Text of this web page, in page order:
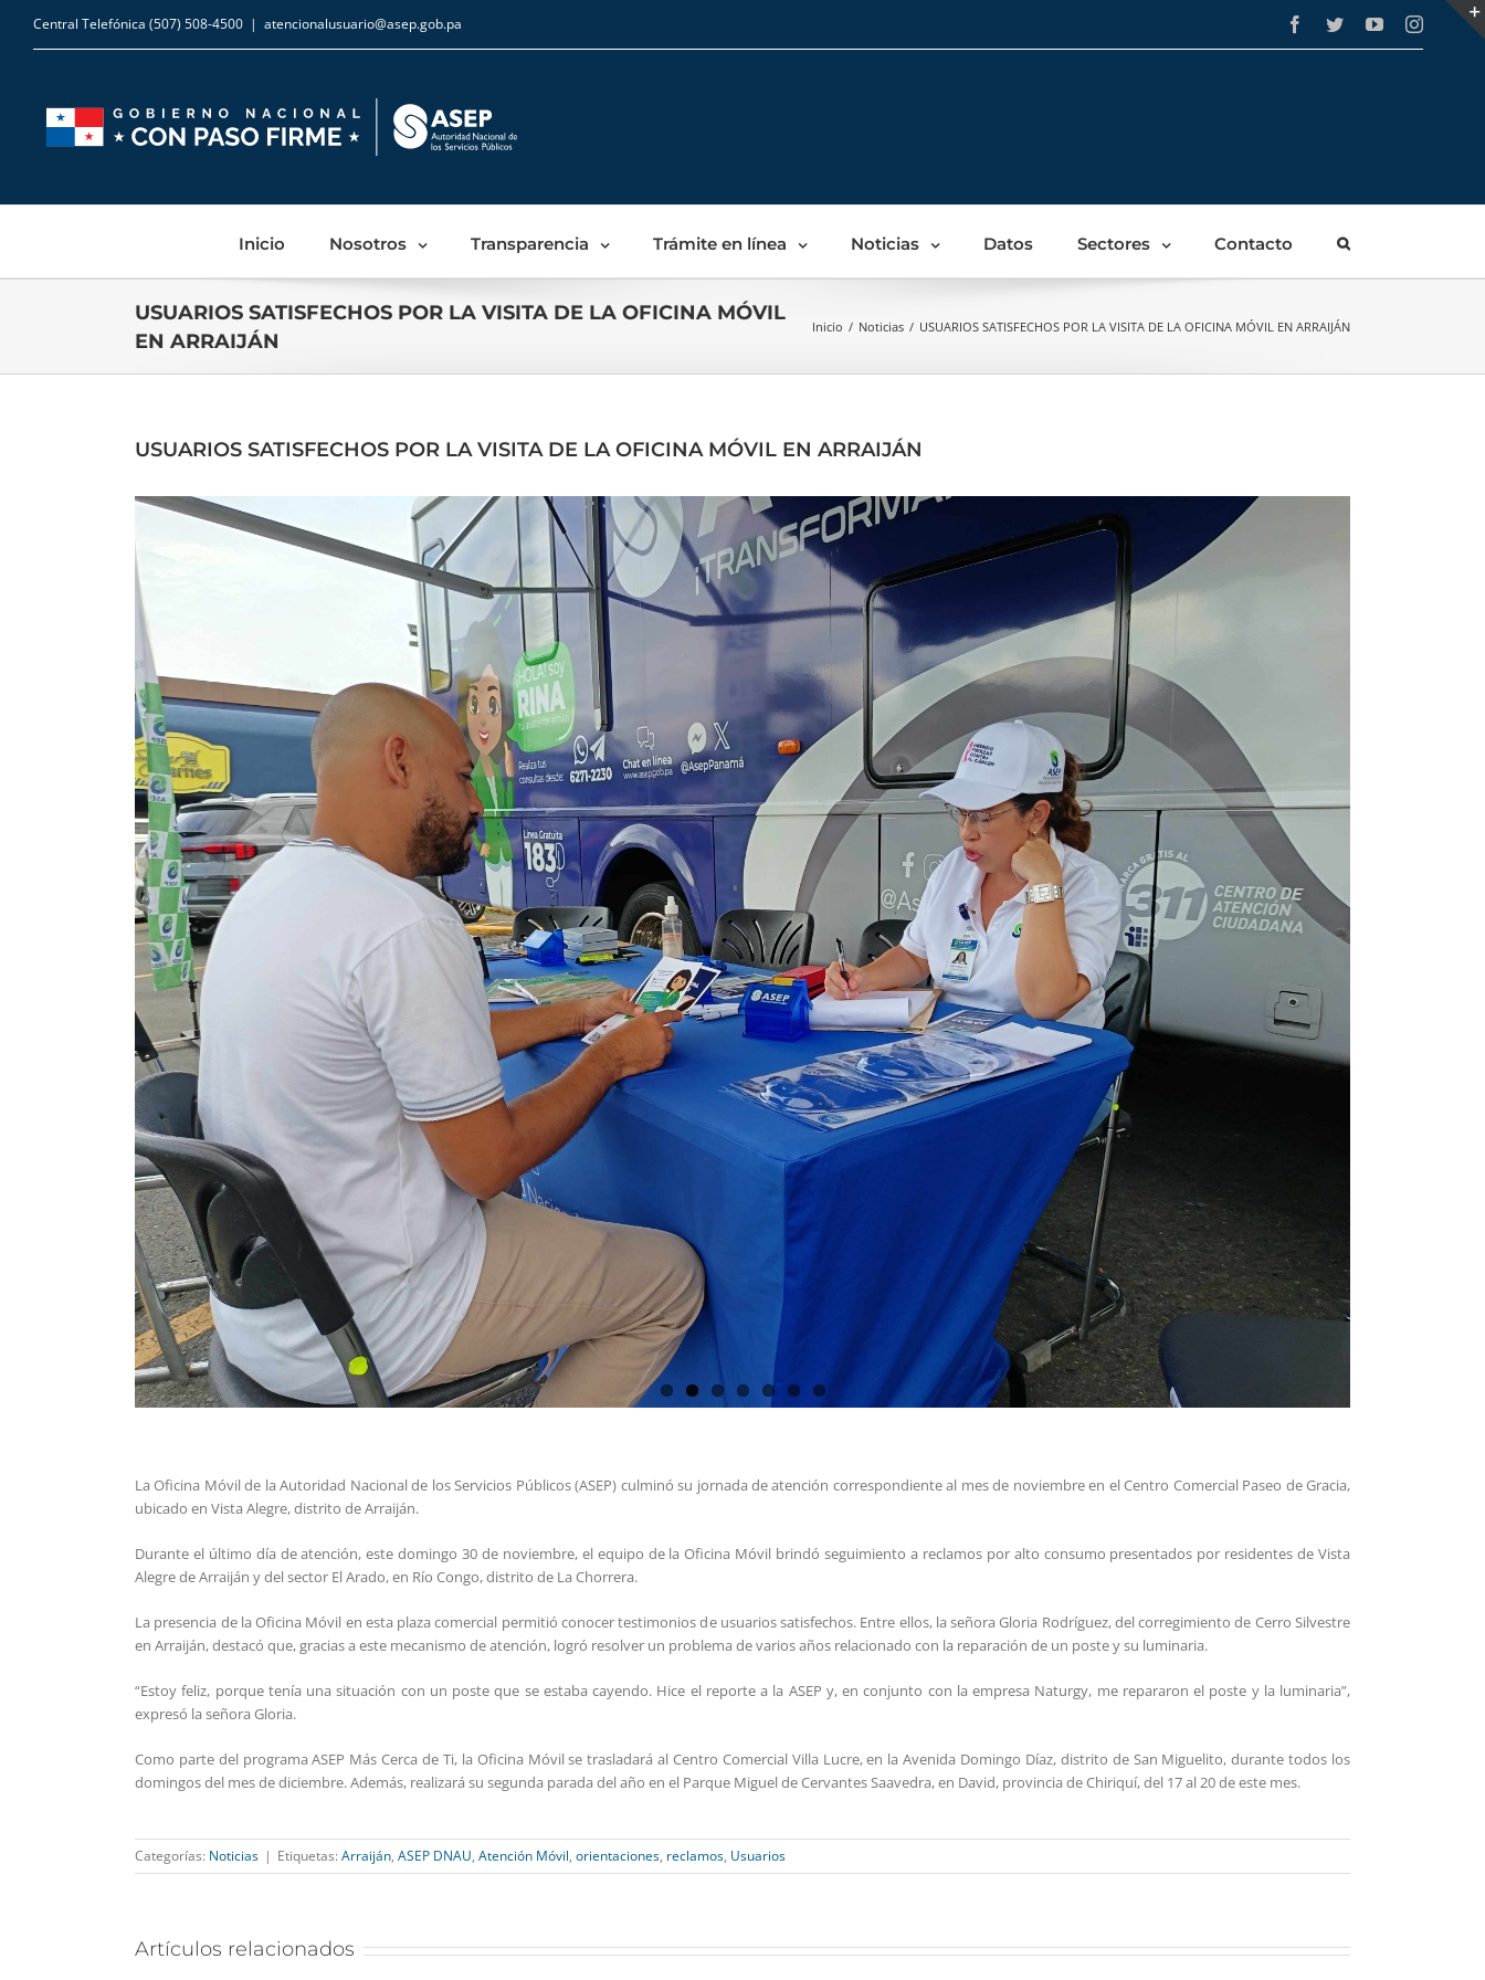
content
Central Telefónica (507) 508-4500 | atencionalusuario@asep.gob.pa Facebook
TwitterYouTube
Inicio Nosotros Transparencia Trámite en línea Noticias Datos Sectores Contacto
USUARIOS SATISFECHOS POR LA VISITA DE LA OFICINA MÓVIL
EN ARRAIJÁN
Inicio / Noticias / USUARIOS SATISFECHOS POR LA VISITA DE LA OFICINA MÓVIL EN ARRAIJÁN
USUARIOS SATISFECHOS POR LA VISITA DE LA OFICINA MÓVIL EN ARRAIJÁN
La Oficina Móvil de la Autoridad Nacional de los Servicios Públicos (ASEP) culminó su jornada de atención correspondiente al mes de noviembre en el Centro Comercial Paseo de Gracia,
ubicado en Vista Alegre, distrito de Arraiján.
Durante el último día de atención, este domingo 30 de noviembre, el equipo de la Oficina Móvil brindó seguimiento a reclamos por alto consumo presentados por residentes de Vista
Alegre de Arraiján y del sector El Arado, en Río Congo, distrito de La Chorrera.
La presencia de la Oficina Móvil en esta plaza comercial permitió conocer testimonios de usuarios satisfechos. Entre ellos, la señora Gloria Rodríguez, del corregimiento de Cerro Silvestre
en Arraiján, destacó que, gracias a este mecanismo de atención, logró resolver un problema de varios años relacionado con la reparación de un poste y su luminaria.
“Estoy feliz, porque tenía una situación con un poste que se estaba cayendo. Hice el reporte a la ASEP y, en conjunto con la empresa Naturgy, me repararon el poste y la luminaria”,
expresó la señora Gloria.
Como parte del programa ASEP Más Cerca de Ti, la Oficina Móvil se trasladará al Centro Comercial Villa Lucre, en la Avenida Domingo Díaz, distrito de San Miguelito, durante todos los
domingos del mes de diciembre. Además, realizará su segunda parada del año en el Parque Miguel de Cervantes Saavedra, en David, provincia de Chiriquí, del 17 al 20 de este mes.
Categorías: Noticias | Etiquetas: Arraiján, ASEP DNAU, Atención Móvil, orientaciones, reclamos, Usuarios
Artículos relacionados